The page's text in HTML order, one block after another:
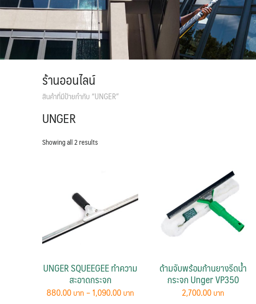
ร้านออนไลน์
สินค้าที่มีป้ายกำกับ “UNGER”
UNGER
Showing all 2 results
UNGER SQUEEGEE ทำความ
สะอาดกระจก
880.00 –1,090.00 Price
ด้ามจับพร้อมก้านยางรีดน้ำ
กระจก Unger VP350
2,700.00